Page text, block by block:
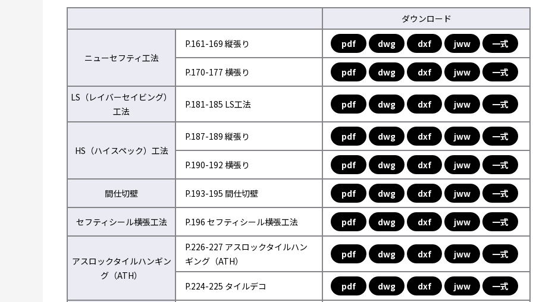
ダウンロード
ニューセフティ工法
P.161-169 縦張り pdf dwg dxf jww 一式
P.170-177 横張り pdf dwg dxf jww 一式
LS（レイバーセイビング）
工法
P.181-185 LS工法 pdf dwg dxf jww 一式
HS（ハイスペック）工法
P.187-189 縦張り pdf dwg dxf jww 一式
P.190-192 横張り pdf dwg dxf jww 一式
間仕切壁 P.193-195 間仕切壁 pdf dwg dxf jww 一式
セフティシール横張工法 P.196 セフティシール横張工法 pdf dwg dxf jww 一式
アスロックタイルハンギン
グ（ATH）
P.226-227 アスロックタイルハン
ギング（ATH）
pdf dwg dxf jww 一式
P.224-225 タイルデコ pdf dwg dxf jww 一式